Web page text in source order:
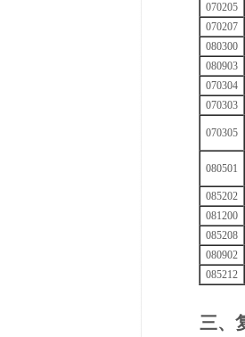
070205
070207
080300
080903
070304
070303
070305
080501
085202
081200
085208
080902
085212
三、